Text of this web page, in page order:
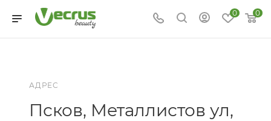
0 0
АДРЕС
Псков, Металлистов ул,